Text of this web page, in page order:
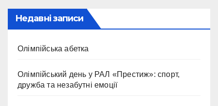
Недавні записи
Олімпійська абетка
Олімпійський день у РАЛ «Престиж»: спорт,
дружба та незабутні емоції